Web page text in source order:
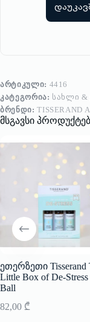
ᲐᲠᲢᲘᲙᲣᲚᲘ: 4416
ᲙᲐᲢᲔᲒᲝᲠᲘᲐ: ᲡᲐᲮᲚᲘ &
ᲑᲠᲔᲜᲓᲘ:TISSERAND
მსგავსი
ეთერზეთი Tisserand
Little Box of De-
Ball
82,00 ₾